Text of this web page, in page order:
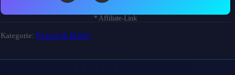
* Affiliate-Link
Kategorie: Freizeit & Hobby